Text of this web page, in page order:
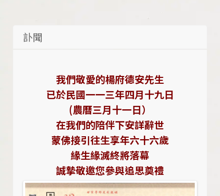
訃聞
我們敬愛的楊府德安先生
已於民國一一三年四月十九日
(農曆三月十一日）
在我們的陪伴下安詳辭世
蒙佛接引往生享年六十六歲
緣生緣滅終將落幕
誠摯敬邀您參與追思奠禮